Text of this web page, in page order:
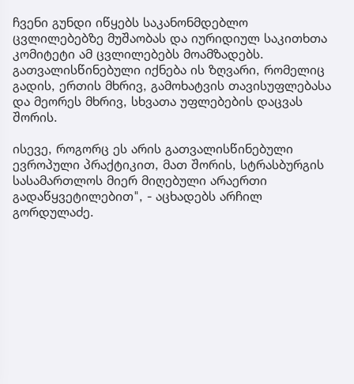
ჩვენი გუნდი იწყებს საკანონმდებლო
ცვლილებებზე მუშაობას და იურიდიულ საკითხთა
კომიტეტი ამ ცვლილებებს მოამზადებს.
გათვალისწინებული იქნება ის ზღვარი, რომელიც
გადის, ერთის მხრივ, გამოხატვის თავისუფლებასა
და მეორეს მხრივ, სხვათა უფლებების დაცვას
შორის.
ისევე, როგორც ეს არის გათვალისწინებული
ევროპული პრაქტიკით, მათ შორის, სტრასბურგის
სასამართლოს მიერ მიღებული არაერთი
გადაწყვეტილებით", - აცხადებს არჩილ
გორდულაძე.